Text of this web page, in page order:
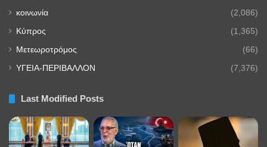
κοινωνία (2,086)
Κύπρος (1,365)
Μετεωροτρόμος (66)
ΥΓΕΙΑ-ΠΕΡΙΒΑΛΛΟΝ (7,376)
Last Modified Posts